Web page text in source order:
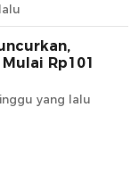
Rp101
yang lalu